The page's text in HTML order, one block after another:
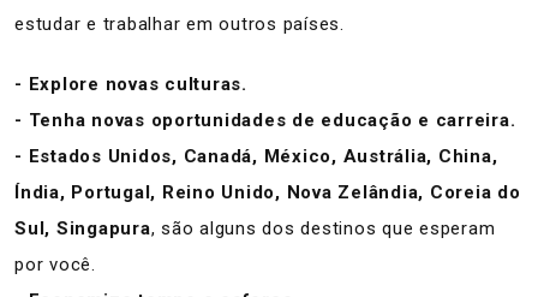
estudar e trabalhar em outros países.
- Explore novas culturas.
- Tenha novas oportunidades de educação e carreira.
- Estados Unidos, Canadá, México, Austrália, China,
Índia, Portugal, Reino Unido, Nova Zelândia, Coreia do
Sul, Singapura, são alguns dos destinos que esperam
por você.